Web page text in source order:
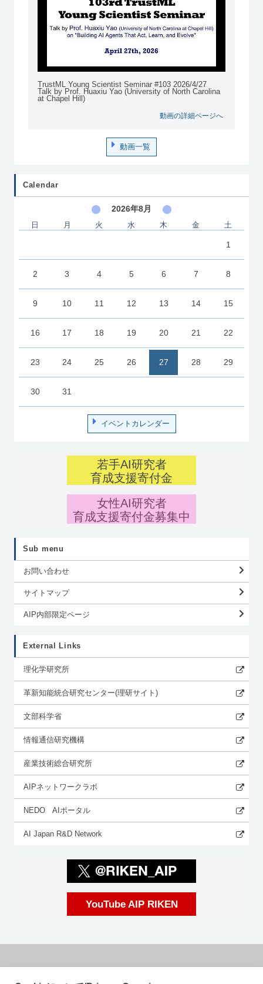
TrustML Young Scientist Seminar #103 2026/4/27
Talk by Prof. Huaxiu Yao (University of North Carolina
at Chapel Hill)
動画の詳細ページへ
動画一覧
Calendar
2026年8月
日 月 火 水 木 金 土
1
2 3 4 5 6 7 8
9 10 11 12 13 14 15
16 17 18 19 20 21 22
23 24 25 26 27 28 29
30 31
イベントカレンダー
若手AI研究者
育成支援寄付金
女性AI研究者
育成支援寄付金募集中
Sub menu
お問い合わせ
サイトマップ
AIP内部限定ページ
External Links
理化学研究所
革新知能統合研究センター(理研サイト)
文部科学省
情報通信研究機構
産業技術総合研究所
AIPネットワークラボ
NEDO AIポータル
AI Japan R&D Network
YouTube AIP RIKEN